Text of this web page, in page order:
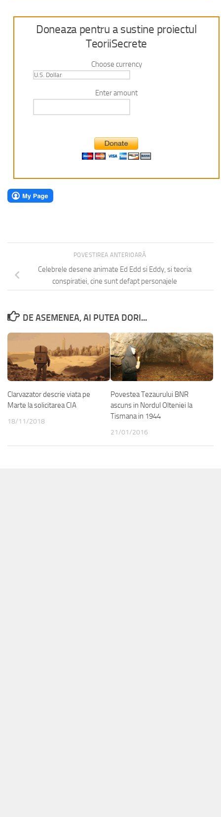
Doneaza pentru a sustine proiectul
TeoriiSecrete
Choose currency
Enter amount
POVESTIREA ANTERIOARĂ
Celebrele desene animate Ed Edd si Eddy, si teoria
conspiratiei, cine sunt defapt personajele
DE ASEMENEA, AI PUTEA DORI...
Clarvazator descrie viata pe
Marte la solicitarea CIA
18/11/2018
Povestea Tezaurului BNR
ascuns in Nordul Olteniei la
Tismana in 1944
21/01/2016